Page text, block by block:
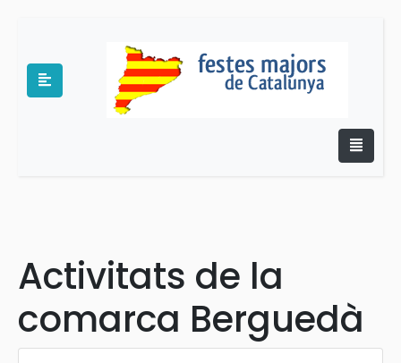
Activitats de la
comarca Berguedà